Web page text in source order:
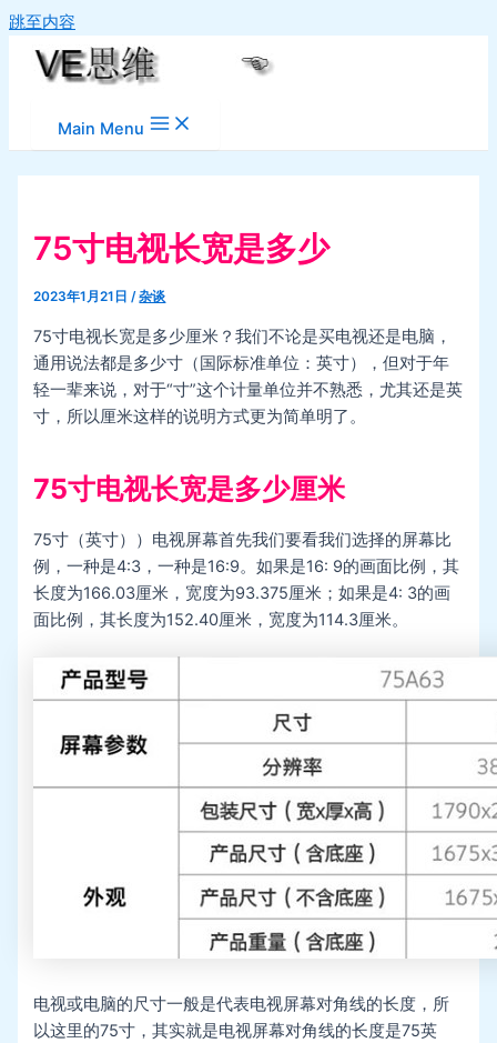
跳至内容
Main Menu
75寸电视长宽是多少
2023年1月21日/杂谈
75寸电视长宽是多少厘米？我们不论是买电视还是电脑，
通用说法都是多少寸（国际标准单位：英寸），但对于年
轻一辈来说，对于“寸”这个计量单位并不熟悉，尤其还是英
寸，所以厘米这样的说明方式更为简单明了。
75寸电视长宽是多少厘米
75寸（英寸））电视屏幕首先我们要看我们选择的屏幕比
例，一种是4:3，一种是16:9。如果是16: 9的画面比例，其
长度为166.03厘米，宽度为93.375厘米；如果是4: 3的画
面比例，其长度为152.40厘米，宽度为114.3厘米。
电视或电脑的尺寸一般是代表电视屏幕对角线的长度，所
以这里的75寸，其实就是电视屏幕对角线的长度是75英